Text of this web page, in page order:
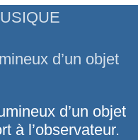
d’un objet
d’un objet
à l’observateur.